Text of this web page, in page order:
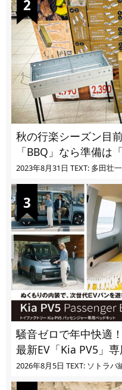
秋の行楽シーズン目
「BBQ」なら準備は
2023年8月31日 TEXT: 多田壮一
騒音ゼロで年中快適
最新EV「Kia PV5」
2026年8月5日 TEXT: ソトラバ